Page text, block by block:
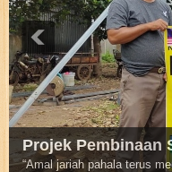
Projek Wakaf
Sebaik baik sedekah adalah